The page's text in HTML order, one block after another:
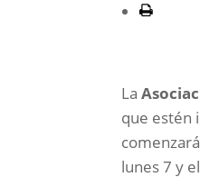
La
que estén
lunes 7 y